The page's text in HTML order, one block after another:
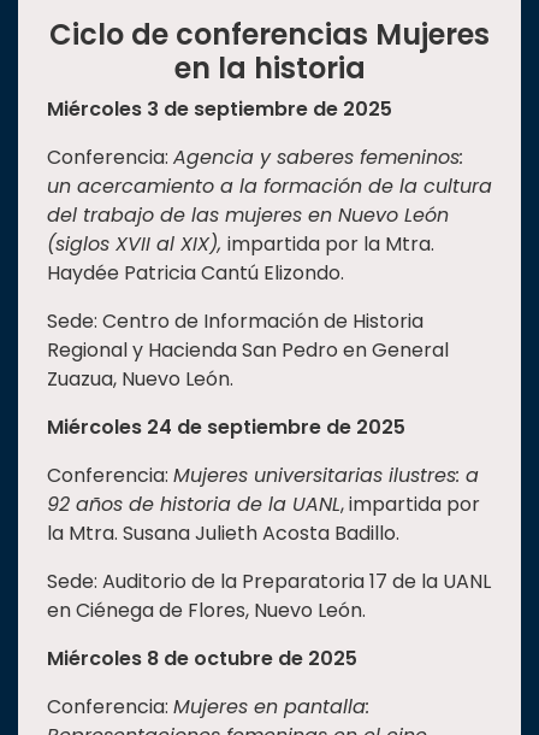
Ciclo de conferencias Mujeres
en la historia
Miércoles 3 de septiembre de 2025
Conferencia: Agencia y saberes femeninos:
un acercamiento a la formación de la cultura
del trabajo de las mujeres en Nuevo León
(siglos XVII al XIX), impartida por la Mtra.
Haydée Patricia Cantú Elizondo.
Sede: Centro de Información de Historia
Regional y Hacienda San Pedro en General
Zuazua, Nuevo León.
Miércoles 24 de septiembre de 2025
Conferencia: Mujeres universitarias ilustres: a
92 años de historia de la UANL, impartida por
la Mtra. Susana Julieth Acosta Badillo.
Sede: Auditorio de la Preparatoria 17 de la UANL
en Ciénega de Flores, Nuevo León.
Miércoles 8 de octubre de 2025
Conferencia: Mujeres en pantalla: